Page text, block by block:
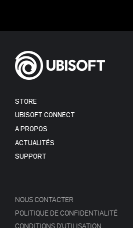
STORE
UBISOFT CONNECT
A PROPOS
ACTUALITÉS
SUPPORT
NOUS CONTACTER
POLITIQUE DE CONFIDENTIALITÉ
CONDITIONS D'UTILISATION